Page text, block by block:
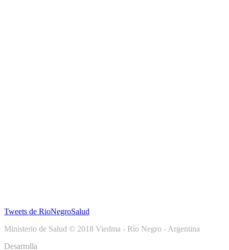
Tweets de RioNegroSalud
Ministerio de Salud © 2018 Viedma - Río Negro - Argentina
Desarrolla